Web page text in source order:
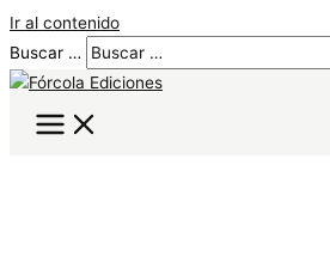
Ir al contenido
Buscar …